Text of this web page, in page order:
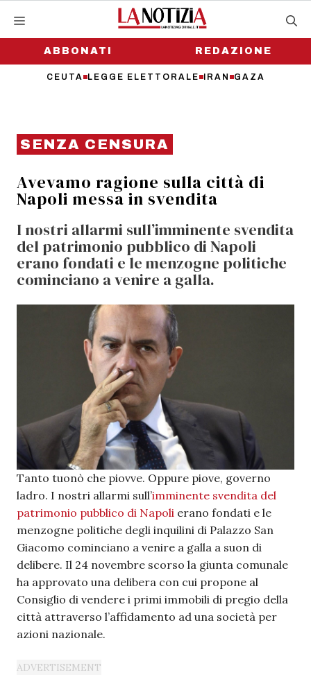
contenutoABBONATI
CEUTA LEGGE ELETTORALE IRAN GAZA
REDAZIONE
SENZA CENSURA
Avevamo ragione sulla città di
Napoli messa in svendita
I nostri allarmi sull’imminente svendita
del patrimonio pubblico di Napoli
erano fondati e le menzogne politiche
cominciano a venire a galla.
Tanto tuonò che piovve. Oppure piove, governo
ladro. I nostri allarmi sull’imminente svendita del
patrimonio pubblico di Napoli erano fondati e le
menzogne politiche degli inquilini di Palazzo San
Giacomo cominciano a venire a galla a suon di
delibere. Il 24 novembre scorso la giunta comunale
ha approvato una delibera con cui propone al
Consiglio di vendere i primi immobili di pregio della
città attraverso l’affidamento ad una società per
azioni nazionale.